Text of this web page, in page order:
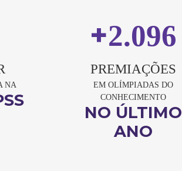
NA
+3.200
PREMIAÇÕES
EM OLÍMPIADAS DO
CONHECIMENTO
NO ÚLTIMO
ANO